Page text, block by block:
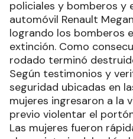
policiales y bomberos y
automóvil Renault
logrando los bomberos
extinción. Como
rodado terminó
Según testimonios y
seguridad ubicadas en
mujeres ingresaron a la
previo violentar el
Las mujeres fueron